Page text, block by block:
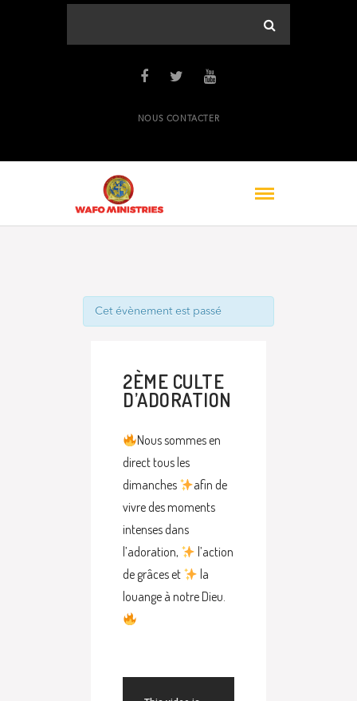
NOUS CONTACTER
Cet évènement est passé
2ÈME CULTE
D’ADORATION
Nous sommes en
direct tous les
dimanches
afin de
vivre des moments
intenses dans
l’adoration,
l’action
de grâces et
la
louange à notre Dieu.